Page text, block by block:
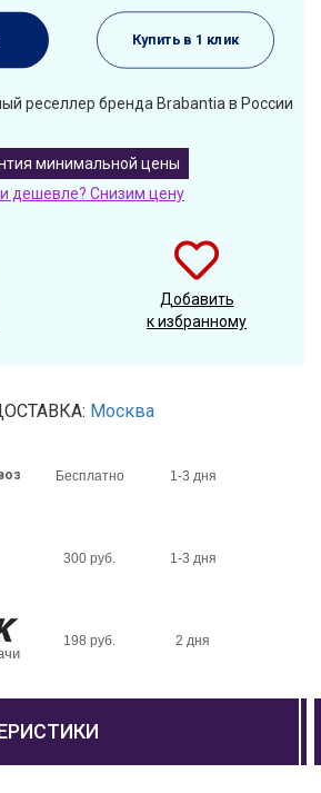
Купить в 1 клик
реселлер бренда Brabantia в России
минимальной цены
дешевле? Снизим цену
Добавить
к избранному
Москва
Бесплатно 1-3 дня
300 руб. 1-3 дня
198 руб. 2 дня